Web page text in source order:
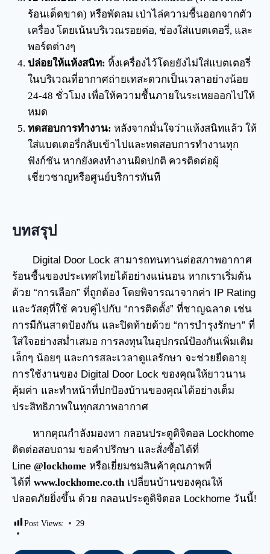
ร้อนเด็ดขาด) หรือพัดลม เป่าไล่ความชื้นออกจากตัว
เครื่อง โดยเน้นบริเวณรอยต่อ, ช่องใส่แบตเตอรี่, และ
พอร์ตต่างๆ
ปล่อยให้แห้งสนิท: ทิ้งเครื่องไว้โดยยังไม่ใส่แบตเตอรี่
ในบริเวณที่อากาศถ่ายเทสะดวกเป็นเวลาอย่างน้อย
24-48 ชั่วโมง เพื่อให้ความชื้นภายในระเหยออกไปให้
หมด
ทดสอบการทำงาน: หลังจากมั่นใจว่าแห้งสนิทแล้ว ให้
ใส่แบตเตอรี่กลับเข้าไปและทดสอบการทำงานทุก
ฟังก์ชัน หากยังคงทำงานผิดปกติ ควรติดต่อผู้
เชี่ยวชาญหรือศูนย์บริการทันที
บทสรุป
Digital Door Lock สามารถทนทานต่อสภาพอากาศ
ร้อนชื้นของประเทศไทยได้อย่างแน่นอน หากเราเริ่มต้น
ด้วย “การเลือก” ที่ถูกต้อง โดยพิจารณาจากค่า IP Rating
และวัสดุที่ใช้ ควบคู่ไปกับ “การติดตั้ง” ที่ชาญฉลาด เช่น
การมีกันสาดป้องกัน และปิดท้ายด้วย “การบำรุงรักษา” ที่
ใส่ใจอย่างสม่ำเสมอ การลงทุนในอุปกรณ์ป้องกันเพิ่มเติม
เล็กๆ น้อยๆ และการสละเวลาดูแลรักษา จะช่วยยืดอายุ
การใช้งานของ Digital Door Lock ของคุณให้ยาวนาน
คุ้มค่า และทำหน้าที่ปกป้องบ้านของคุณได้อย่างเต็ม
ประสิทธิภาพในทุกสภาพอากาศ
หากคุณกำลังมองหา กลอนประตูดิจิตอล Lockhome
ติดต่อสอบถาม ขอคำปรึกษา และสั่งซื้อได้ที่
Line @lockhome หรือเยี่ยมชมสินค้าคุณภาพที่
ได้ที่ www.lockhome.co.thเปลี่ยนบ้านของคุณให้
ปลอดภัยยิ่งขึ้น ด้วย กลอนประตูดิจิตอล Lockhome วันนี้!
Post Views: 29